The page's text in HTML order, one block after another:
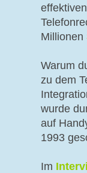
Millionen
Warum
zu dem
wurde
auf
1993
Im